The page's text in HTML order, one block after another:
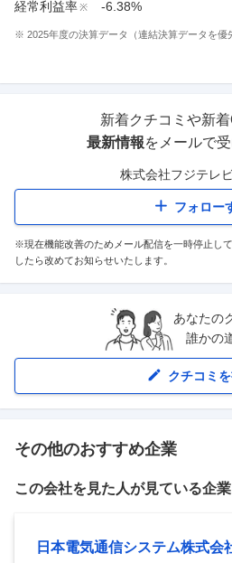
経常利益率※ -6.38%
※ 2025年度の決算データ（連結決算データを優
新着クチコミや新
最新情報をメールで
株式会社フジテレ
フォロー
※現在機能改善のためメール配信を一時停止し
したら改めてお知らせいたします。
あなたの
誰かの
クチコミを
その他のおすすめ企業
この会社を見た人が見ている企業
日本電気通信システム株式会